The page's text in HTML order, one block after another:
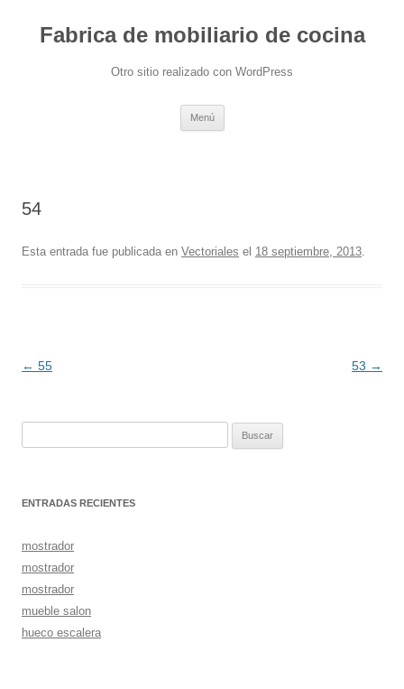
Fabrica de mobiliario de cocina
Otro sitio realizado con WordPress
Menú
54
Esta entrada fue publicada en Vectoriales el 18 septiembre, 2013.
Navegación
← 55 53 →
ENTRADAS RECIENTES
mostrador
mostrador
mostrador
mueble salon
hueco escalera